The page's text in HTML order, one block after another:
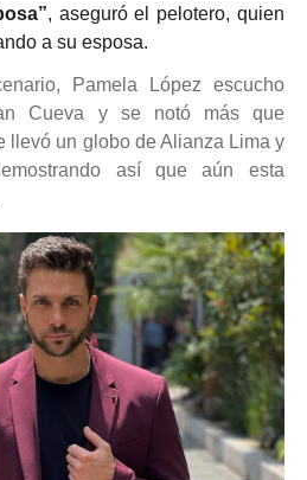
”, aseguró el pelotero, quien
a su esposa.
Pamela López escucho
Cueva y se notó más que
llevó un globo de Alianza Lima y
así que aún esta